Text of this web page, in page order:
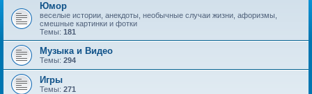
Юмор
веселые истории, анекдоты, необычные случаи жизни, афоризмы,
смешные картинки и фотки
Темы: 181
Музыка и Видео
Темы: 294
Игры
Темы: 271